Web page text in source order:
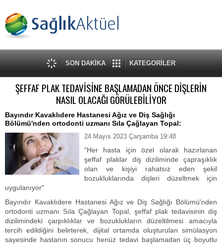
SON DAKİKA KATEGORİLER
ŞEFFAF PLAK TEDAVİSİNE BAŞLAMADAN ÖNCE DİŞLERİN
NASIL OLACAĞI GÖRÜLEBİLİYOR
Bayındır Kavaklıdere Hastanesi Ağız ve Diş Sağlığı
Bölümü'nden ortodonti uzmanı Sıla Çağlayan Topal:
24 Mayıs 2023 Çarşamba 19:48
"Her hasta için özel olarak hazırlanan
şeffaf plaklar diş diziliminde çapraşıklık
olan ve kişiyi rahatsız eden şekil
bozukluklarında dişleri düzeltmek için
uygulanıyor"
Bayındır Kavaklıdere Hastanesi Ağız ve Diş Sağlığı Bölümü'nden
ortodonti uzmanı Sıla Çağlayan Topal, şeffaf plak tedavisinin diş
dizilimindeki çarpıklıklar ve bozuklukların düzeltilmesi amacıyla
tercih edildiğini belirterek, dijital ortamda oluşturulan simülasyon
sayesinde hastanın sonucu henüz tedavi başlamadan üç boyutlu